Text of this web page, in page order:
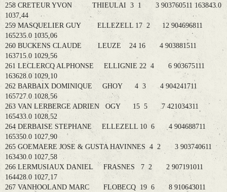
258 CRETEUR YVON THIEULAI 3 1 3 903760511 163843.0
1037,44
259 MASQUELIER GUY ELLEZELL 17 2 12 904696811
165235.0 1035,06
260 BUCKENS CLAUDE LEUZE 24 16 4 903881511
163715.0 1029,56
261 LECLERCQ ALPHONSE ELLIGNIE 22 4 6 903675111
163628.0 1029,10
262 BARBAIX DOMINIQUE GHOY 4 3 4 904241711
165727.0 1028,56
263 VAN LERBERGE ADRIEN OGY 15 5 7 421034311
165433.0 1028,52
264 DERBAISE STEPHANE ELLEZELL 10 6 4 904688711
165350.0 1027,90
265 GOEMAERE JOSE & GUSTA HAVINNES 4 2 3 903740611
163430.0 1027,58
266 LERMUSIAUX DANIEL FRASNES 7 2 2 907191011
164428.0 1027,17
267 VANHOOLAND MARC FLOBECQ 19 6 8 910643011